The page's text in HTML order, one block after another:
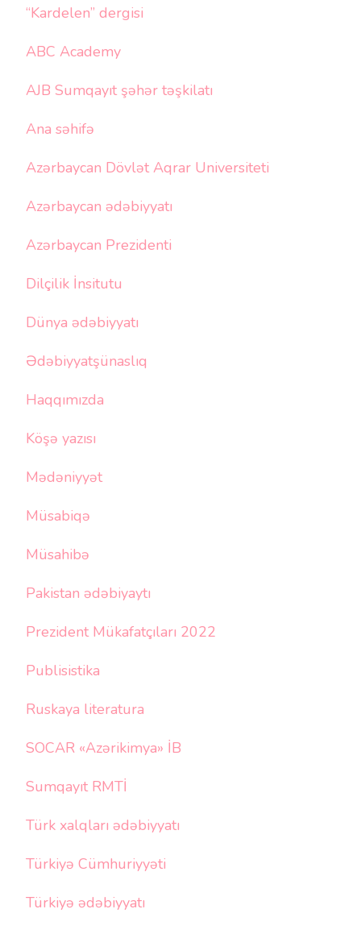
“Kardelen” dergisi
ABC Academy
AJB Sumqayıt şəhər təşkilatı
Ana səhifə
Azərbaycan Dövlət Aqrar Universiteti
Azərbaycan ədəbiyyatı
Azərbaycan Prezidenti
Dilçilik İnsitutu
Dünya ədəbiyyatı
Ədəbiyyatşünaslıq
Haqqımızda
Köşə yazısı
Mədəniyyət
Müsabiqə
Müsahibə
Pakistan ədəbiyaytı
Prezident Mükafatçıları 2022
Publisistika
Ruskaya literatura
SOCAR «Azərikimya» İB
Sumqayıt RMTİ
Türk xalqları ədəbiyyatı
Türkiyə Cümhuriyyəti
Türkiyə ədəbiyyatı